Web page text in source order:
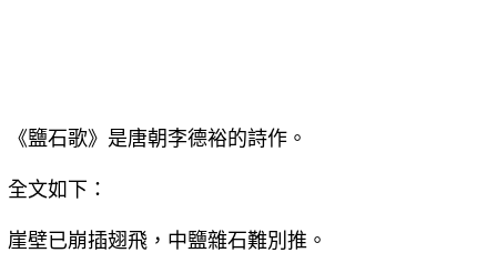
《鹽石歌》是唐朝李德裕的詩作。
全文如下：
崖壁已崩插翅飛，中鹽雜石難別推。